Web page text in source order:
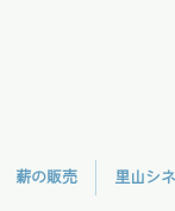
薪の販売 里山シ